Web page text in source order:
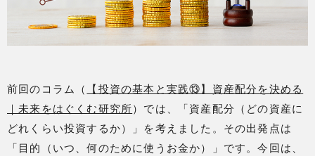
前回のコラム（
【投資の基本と実践⑬】資産配分を決める
｜未来をはぐくむ研究所）では、「資産配分（どの資産に
どれくらい投資するか）」を考えました。その出発点は
「目的（いつ、何のために使うお金か）」です。今回は、